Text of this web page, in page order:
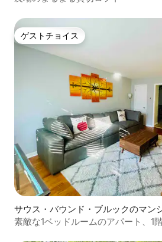
ゲストチョイス
ゲストチョイス
サウス・バウンド・ブルックのマン
パート
素敵な1ベッドルームのアパート、1